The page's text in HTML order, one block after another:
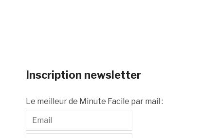
Inscription newsletter
Le meilleur de Minute Facile par mail :